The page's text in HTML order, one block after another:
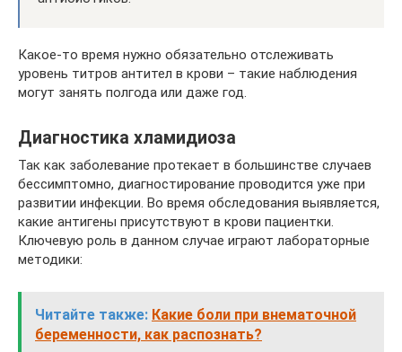
Какое-то время нужно обязательно отслеживать
уровень титров антител в крови – такие наблюдения
могут занять полгода или даже год.
Диагностика хламидиоза
Так как заболевание протекает в большинстве случаев
бессимптомно, диагностирование проводится уже при
развитии инфекции. Во время обследования выявляется,
какие антигены присутствуют в крови пациентки.
Ключевую роль в данном случае играют лабораторные
методики:
Читайте также: Какие боли при внематочной
беременности, как распознать?